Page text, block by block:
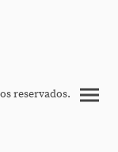
reservados.